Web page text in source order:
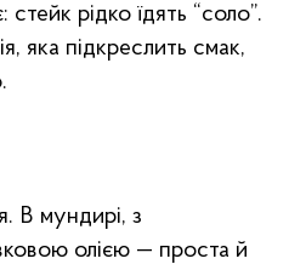
рідко їдять “соло”.
яка підкреслить смак,
В мундирі, з
олією — проста й